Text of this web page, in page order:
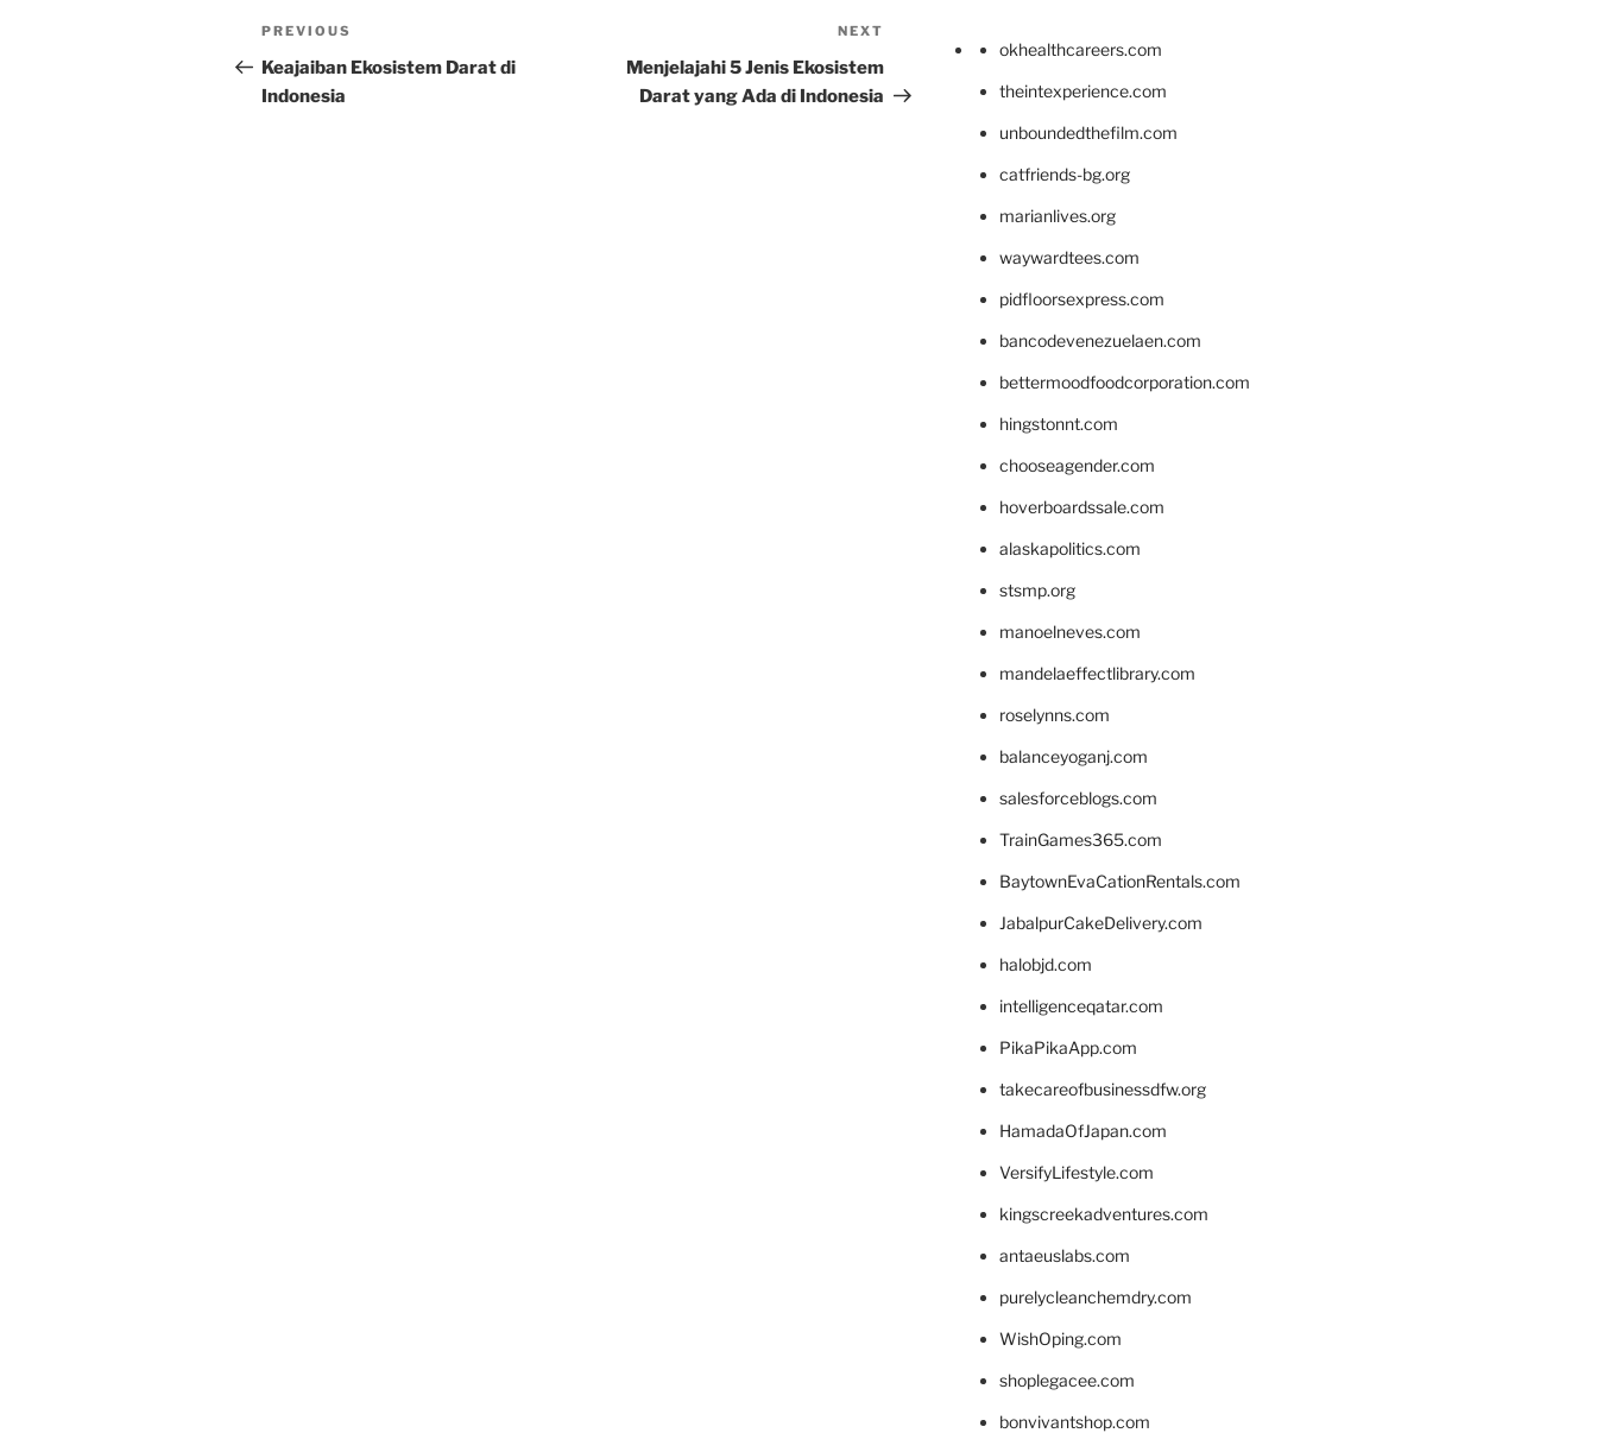
Post
navigation
Previous
Post
PREVIOUS
Keajaiban Ekosistem Darat di
Indonesia
Post
NEXT
Menjelajahi 5 Jenis Ekosistem
Darat yang Ada di Indonesia
okhealthcareers.com
theintexperience.com
unboundedthefilm.com
catfriends-bg.org
marianlives.org
waywardtees.com
pidfloorsexpress.com
bancodevenezuelaen.com
bettermoodfoodcorporation.com
hingstonnt.com
chooseagender.com
hoverboardssale.com
alaskapolitics.com
stsmp.org
manoelneves.com
mandelaeffectlibrary.com
roselynns.com
balanceyoganj.com
salesforceblogs.com
TrainGames365.com
BaytownEvaCationRentals.com
JabalpurCakeDelivery.com
halobjd.com
intelligenceqatar.com
PikaPikaApp.com
takecareofbusinessdfw.org
HamadaOfJapan.com
VersifyLifestyle.com
kingscreekadventures.com
antaeuslabs.com
purelycleanchemdry.com
WishOping.com
shoplegacee.com
bonvivantshop.com